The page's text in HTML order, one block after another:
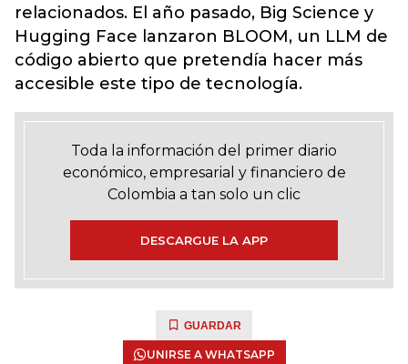
relacionados. El año pasado, Big Science y
Hugging Face lanzaron BLOOM, un LLM de
código abierto que pretendía hacer más
accesible este tipo de tecnología.
Toda la información del primer diario
económico, empresarial y financiero de
Colombia a tan solo un clic
DESCARGUE LA APP
GUARDAR
UNIRSE A WHATSAPP